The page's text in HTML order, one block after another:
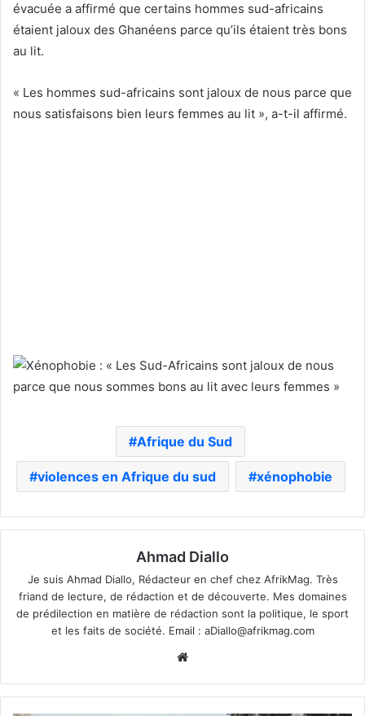
évacuée a affirmé que certains hommes sud-africains
étaient jaloux des Ghanéens parce qu’ils étaient très bons
au lit.
« Les hommes sud-africains sont jaloux de nous parce que
nous satisfaisons bien leurs femmes au lit », a-t-il affirmé.
Afrique du Sud
violences en Afrique du sud xénophobie
Ahmad Diallo
Je suis Ahmad Diallo, Rédacteur en chef chez AfrikMag. Très
friand de lecture, de rédaction et de découverte. Mes domaines
de prédilection en matière de rédaction sont la politique, le sport
et les faits de société. Email : aDiallo@afrikmag.com